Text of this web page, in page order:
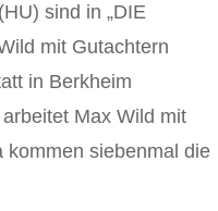
sind in „DIE
mit Gutachtern
in Berkheim
Max Wild mit
kommen siebenmal die